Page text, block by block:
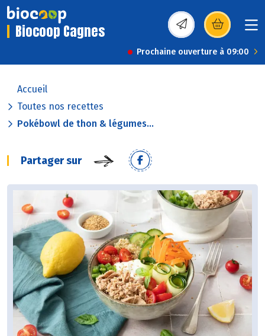
Biocoop Cagnes (s’ouvre dans une
Prochaine ouverture à 09:00
Accueil
Toutes nos recettes
Pokébowl de thon & légumes...
Partager sur